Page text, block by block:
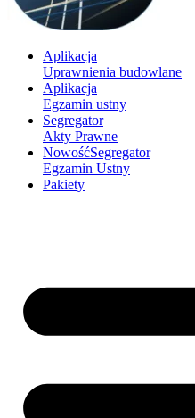
Aplikacja
Uprawnienia budowlane
Aplikacja
Egzamin ustny
Segregator
Akty Prawne
NowośćSegregator
Egzamin Ustny
Pakiety